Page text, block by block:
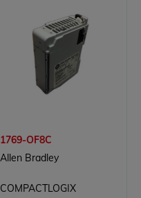
1769-OF8C
Allen Bradley
COMPACTLOGIX